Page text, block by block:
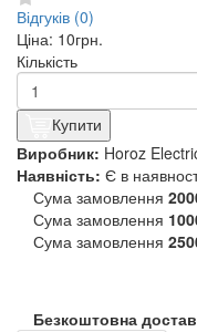
Відгуків (0)
Ціна: 10грн.
Кількість
Купити
Виробник: Horoz
Наявність: Є в
Сума замовлення
Сума замовлення
Сума замовлення
Безкоштовна